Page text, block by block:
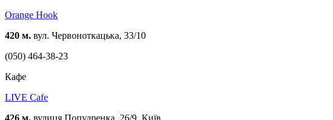
Orange Hook
420 м. вул. Червоноткацька, 33/10
(050) 464-38-23
Кафе
LIVE Cafe
426 м. вулиця Попудренка, 26/9, Київ